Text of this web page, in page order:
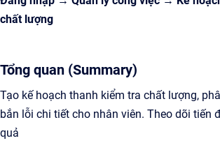
chất lượng
Tổng quan (Summary)
Tạo kế hoạch thanh kiểm tra chất lượng,
bắn lỗi chi tiết cho nhân viên. Theo dõi tiến
quả